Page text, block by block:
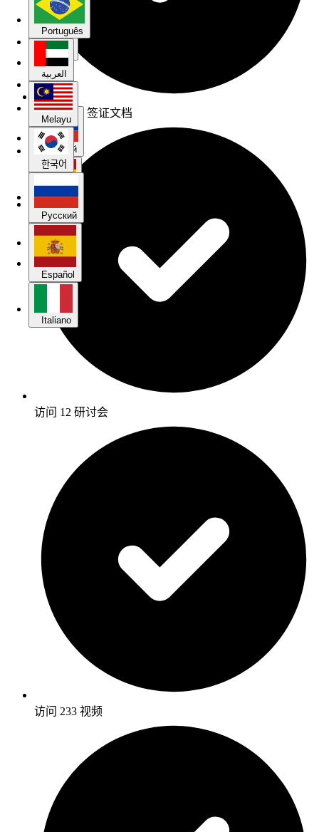
العربية
한국어
Русский
Español
Italiano
Português
العربية
Melayu
한국어
Русский
Español
Italiano
没有 DTV 签证文档
访问 12 研讨会
访问 233 视频